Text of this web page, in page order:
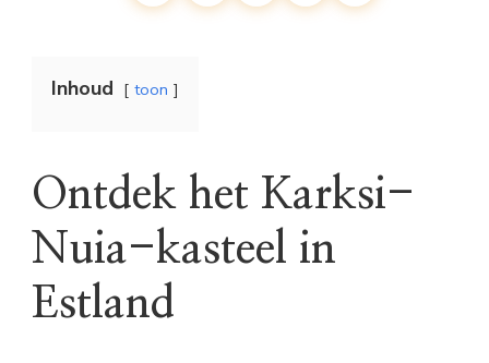
Inhoud toon
Ontdek het Karksi-
Nuia-kasteel in
Estland